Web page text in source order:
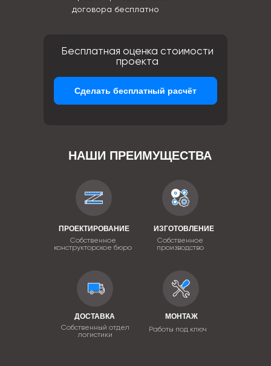
договора бесплатно
НАШИ ПРЕИМУЩЕСТВА
ПРОЕКТИРОВАНИЕ
Собственное
конструкторское бюро
ИЗГОТОВЛЕНИЕ
Собственное
производство
ДОСТАВКА
Собственный отдел
логистики
МОНТАЖ
Работы под ключ
Бесплатная оценка стоимости
проекта
Сделать бесплатный расчёт